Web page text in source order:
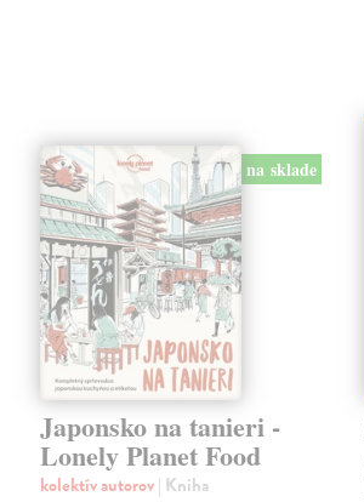
na sklade
Japonsko na tanieri -
Lonely Planet Food
kolektív autorov| Kniha